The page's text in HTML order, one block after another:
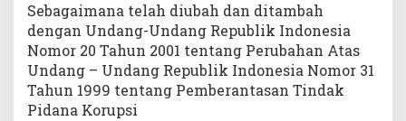
Sebagaimana telah diubah dan ditambah
dengan Undang-Undang Republik Indonesia
Nomor 20 Tahun 2001 tentang Perubahan Atas
Undang – Undang Republik Indonesia Nomor 31
Tahun 1999 tentang Pemberantasan Tindak
Pidana Korupsi